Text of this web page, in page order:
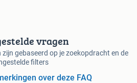
vragen
gebaseerd op je zoekopdracht en de
filters
over deze FAQ